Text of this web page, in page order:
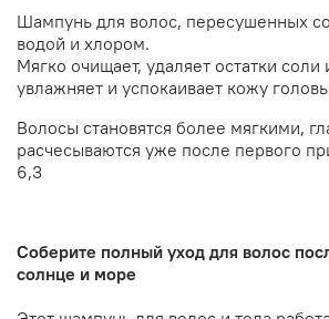
Шампунь для волос, пересушенных
водой и хлором.
Мягко очищает, удаляет остатки соли
увлажняет и успокаивает кожу
Волосы становятся более мягкими,
расчесываются уже после первого
6,3
Соберите полный уход для волос
солнце и море